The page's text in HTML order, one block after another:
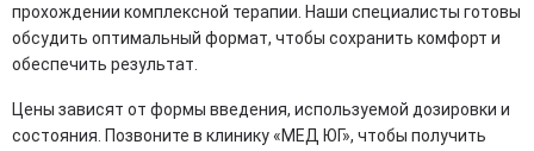
прохождении комплексной терапии. Наши специалисты готовы
обсудить оптимальный формат, чтобы сохранить комфорт и
обеспечить результат.
Цены зависят от формы введения, используемой дозировки и
состояния. Позвоните в клинику «МЕД ЮГ», чтобы получить